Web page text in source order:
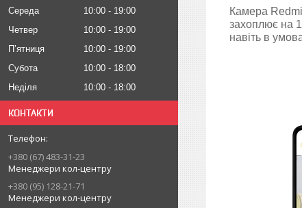
Середа
10:00
19:00
Четвер
10:00
19:00
Пʼятниця
10:00
19:00
Субота
10:00
18:00
Неділя
10:00 18:00
КОНТАКТИ
+380 (67) 483-31-23
Менеджери кол-центру
+380 (95) 128-21-71
Менеджери кол-центру
Камера
захоплює на
навіть в